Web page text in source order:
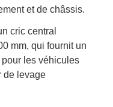
et de châssis.
cric central
mm, qui fournit un
les véhicules
de levage